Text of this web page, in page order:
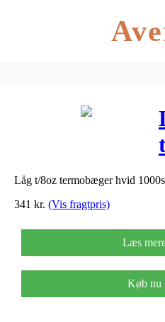
Låg t/8oz termobæger hvid
341 kr. (Vis fragtpris)
Læs
Køb nu